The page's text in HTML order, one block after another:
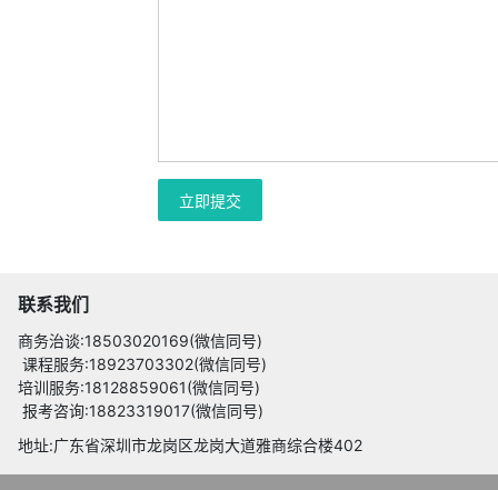
立即提交
联系我们
商务治谈:18503020169(微信同号)
课程服务:18923703302(微信同号)
培训服务:18128859061(微信同号)
报考咨询:18823319017(微信同号)
地址:广东省深圳市龙岗区龙岗大道雅商综合楼402